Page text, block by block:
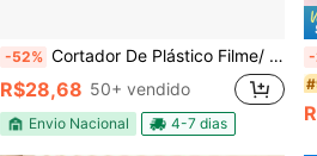
-52% Cortador De Plástico Filme/ Película Aderente- Suporte Ajustável- Dispenser Plástico Filme Descartável -Ventosa Aderente
R$28,68 50+ vendido
Envio Nacional 4-7 dias
-